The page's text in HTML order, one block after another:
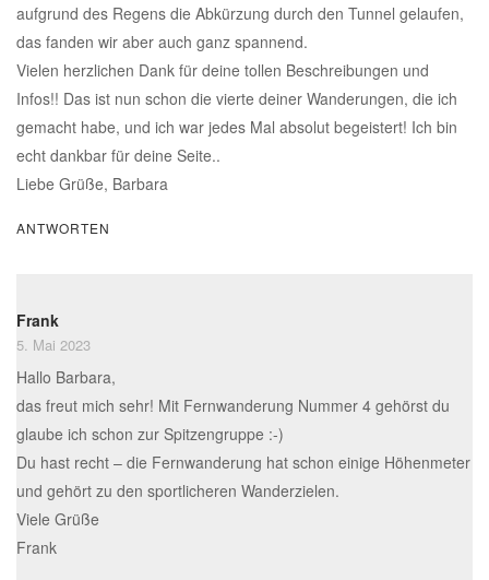
aufgrund des Regens die Abkürzung durch den Tunnel gelaufen,
das fanden wir aber auch ganz spannend.
Vielen herzlichen Dank für deine tollen Beschreibungen und
Infos!! Das ist nun schon die vierte deiner Wanderungen, die ich
gemacht habe, und ich war jedes Mal absolut begeistert! Ich bin
echt dankbar für deine Seite..
Liebe Grüße, Barbara
ANTWORTEN
Frank
5. Mai 2023
Hallo Barbara,
das freut mich sehr! Mit Fernwanderung Nummer 4 gehörst du
glaube ich schon zur Spitzengruppe :-)
Du hast recht – die Fernwanderung hat schon einige Höhenmeter
und gehört zu den sportlicheren Wanderzielen.
Viele Grüße
Frank